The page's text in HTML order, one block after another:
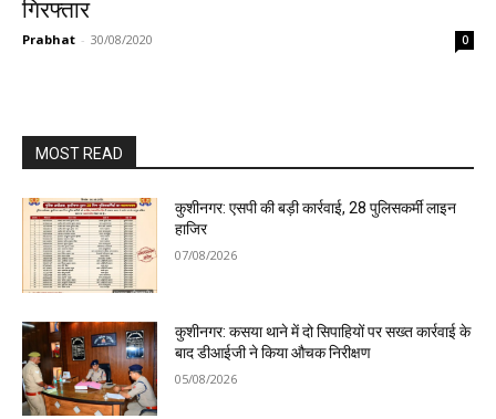
गिरफ्तार
Prabhat - 30/08/2020 0
MOST READ
कुशीनगर: एसपी की बड़ी कार्रवाई, 28 पुलिसकर्मी लाइन
हाजिर
07/08/2026
कुशीनगर: कसया थाने में दो सिपाहियों पर सख्त कार्रवाई के
बाद डीआईजी ने किया औचक निरीक्षण
05/08/2026